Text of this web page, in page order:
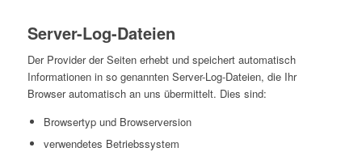
Server-Log-Dateien
Der Provider der Seiten erhebt und speichert automatisch
Informationen in so genannten Server-Log-Dateien, die Ihr
Browser automatisch an uns übermittelt. Dies sind:
Browsertyp und Browserversion
verwendetes Betriebssystem